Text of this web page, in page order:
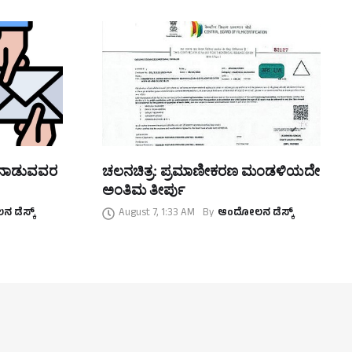
ಡೆಸ್ಕ್
ಚಲನಚಿತ್ರ: ಪ್ರಮಾಣೀಕರಣ ಮಂಡಳಿಯದೇ
ಅಂತಿಮ ತೀರ್ಪು
August 7, 1:33 AM By ಆಂದೋಲನ ಡೆಸ್ಕ್